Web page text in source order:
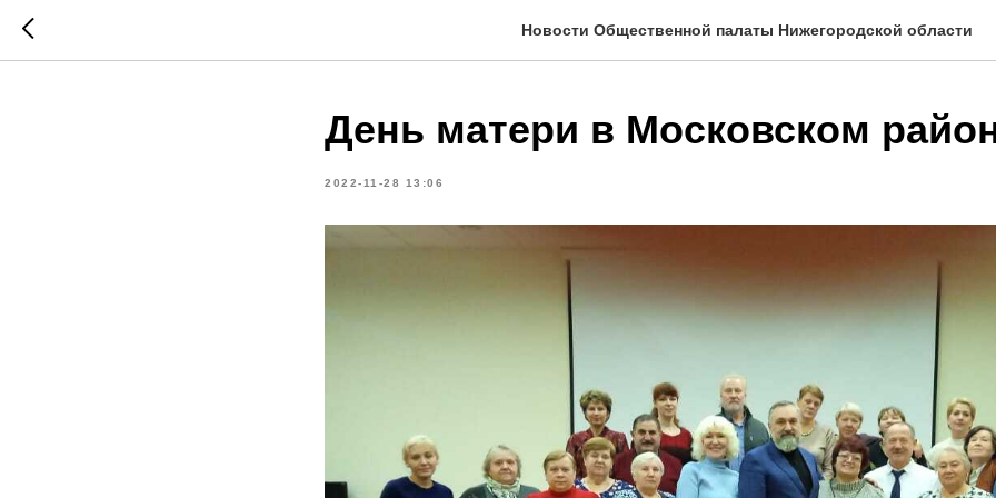
Новости Общественной палаты Нижегородской области
День матери в Московском
2022-11-28 13:06